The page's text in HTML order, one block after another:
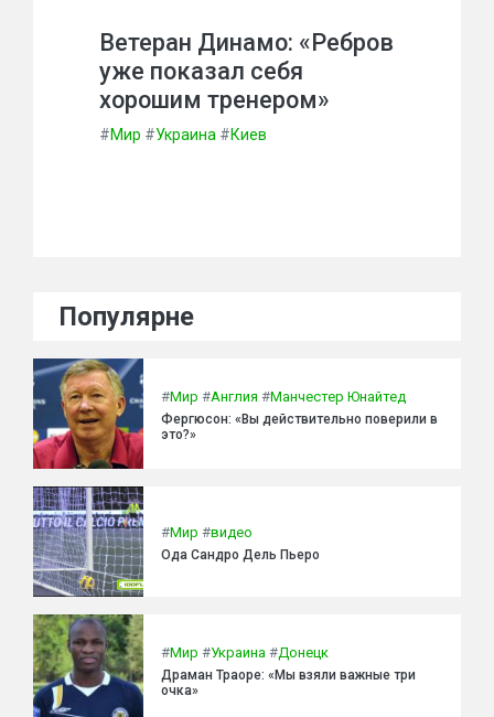
Ветеран Динамо: «Ребров
уже показал себя
хорошим тренером»
#Мир #Украина #Киев
Популярне
#Мир #Англия #Манчестер Юнайтед
Фергюсон: «Вы действительно поверили в
это?»
#Мир #видео
Ода Сандро Дель Пьеро
#Мир #Украина #Донецк
Драман Траоре: «Мы взяли важные три
очка»